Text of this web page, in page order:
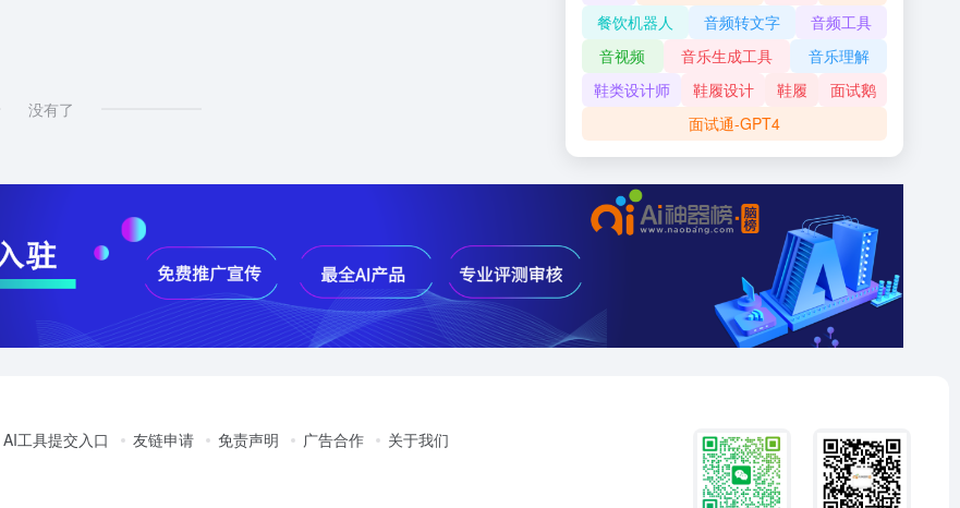
没有了
餐饮机器人
音频转文字
音频工具
音视频
音乐生成工具
音乐理解
鞋类设计师
鞋履设计 鞋履
面试鹅
面试通-GPT4
AI工具提交入口 友链申请 免责声明 广告合作 关于我们